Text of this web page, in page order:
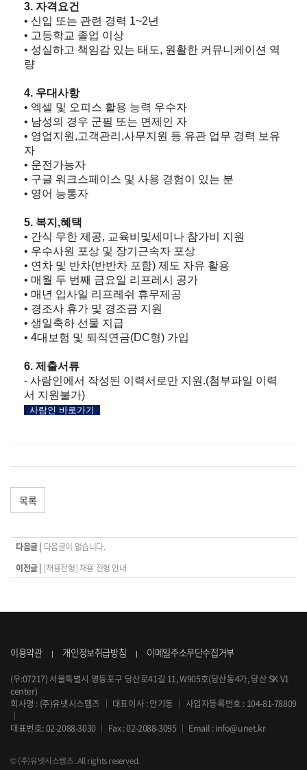
3. 자격요건
• 신입 또는 관련 경력 1~2년
• 고등학교 졸업 이상
• 성실하고 책임감 있는 태도, 원활한 커뮤니케이션 역
량
4. 우대사항
• 엑셀 및 오피스 활용 능력 우수자
• 남성의 경우 군필 또는 면제인 자
• 영업지원,고객관리,사무지원 등 유관 업무 경력 보유
자
• 운전가능자
• 구글 워크스페이스 및 사용 경험이 있는 분
• 영어 능통자
5. 복지,혜택
• 간식 무한 제공, 교육비및세미나 참가비 지원
• 우수사원 포상 및 장기근속자 포상
• 연차 및 반차(반반차 포함) 제도 자유 활용
• 매월 두 번째 금요일 리프레시 공가
• 매년 입사일 리프레쉬 휴무제공
• 경조사 휴가 및 경조금 지원
• 생일축하 선물 지급
• 4대보험 및 퇴직연금(DC형) 가입
6. 제출서류
- 사람인에서 작성된 이력서로만 지원.(첨부파일 이력
서 지원불가)
사람인 바로가기
목록
다음글 | 다음글이 없습니다.
이전글 | [채용전형] 채용 전형 안내
이용약관 개인정보취급방침
이메일주소무단수집거부
(우:07217) 서울특별시 영등포구 당산로41길 11, W905호(당산동4가, 당산 SK V1
center)
회사명 : (주)유넷시스템즈 ｜ 대표이사 : 안기동 ｜ 사업자등록번호 : 104-81-78809
｜
대표번호:02-2088-3030｜ Fax : 02-2088-3095 ｜ Email :info@unet.kr
© (주)유넷시스템즈. All rights reserved.